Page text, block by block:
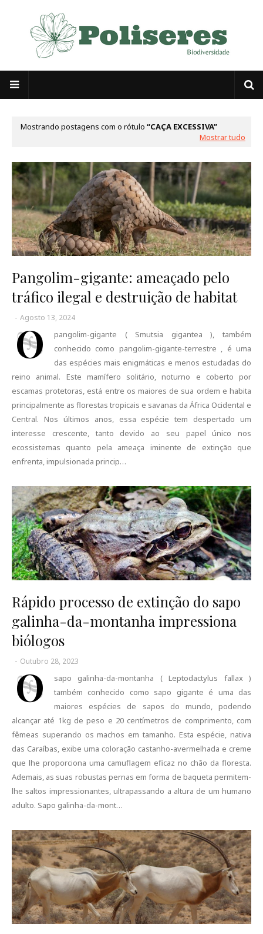
Mostrando postagens com o rótulo
CAÇA EXCESSIVA
Mostrar tudo
Pangolim-gigante: ameaçado pelo
tráfico ilegal e destruição de habitat
- Agosto 13, 2024
O
pangolim-gigante ( Smutsia gigantea ), também
conhecido como pangolim-gigante-terrestre , é uma
das espécies mais enigmáticas e menos estudadas do
reino animal. Este mamífero solitário, noturno e coberto por
escamas protetoras, está entre os maiores de sua ordem e habita
principalmente as florestas tropicais e savanas da África Ocidental e
Central. Nos últimos anos, essa espécie tem despertado um
interesse crescente, tanto devido ao seu papel único nos
ecossistemas quanto pela ameaça iminente de extinção que
enfrenta, impulsionada princip…
Rápido processo de extinção do sapo
galinha-da-montanha impressiona
biólogos
- Outubro 28, 2023
O
sapo galinha-da-montanha ( Leptodactylus fallax )
também conhecido como sapo gigante é uma das
maiores espécies de sapos do mundo, podendo
alcançar até 1kg de peso e 20 centímetros de comprimento, com
fêmeas superando os machos em tamanho. Esta espécie, nativa
das Caraíbas, exibe uma coloração castanho-avermelhada e creme
que lhe proporciona uma camuflagem eficaz no chão da floresta.
Ademais, as suas robustas pernas em forma de baqueta permitem-
lhe saltos impressionantes, ultrapassando a altura de um humano
adulto. Sapo galinha-da-mont…